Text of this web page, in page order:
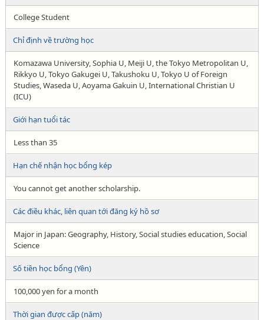
College Student
Chỉ định về trường học
Komazawa University, Sophia U, Meiji U, the Tokyo Metropolitan U,
Rikkyo U, Tokyo Gakugei U, Takushoku U, Tokyo U of Foreign
Studies, Waseda U, Aoyama Gakuin U, International Christian U
(ICU)
Giới hạn tuổi tác
Less than 35
Hạn chế nhận học bổng kép
You cannot get another scholarship.
Các điều khác, liên quan tới đăng ký hồ sơ
Major in Japan: Geography, History, Social studies education, Social
Science
Số tiền học bổng (Yên)
100,000 yen for a month
Thời gian được cấp (năm)